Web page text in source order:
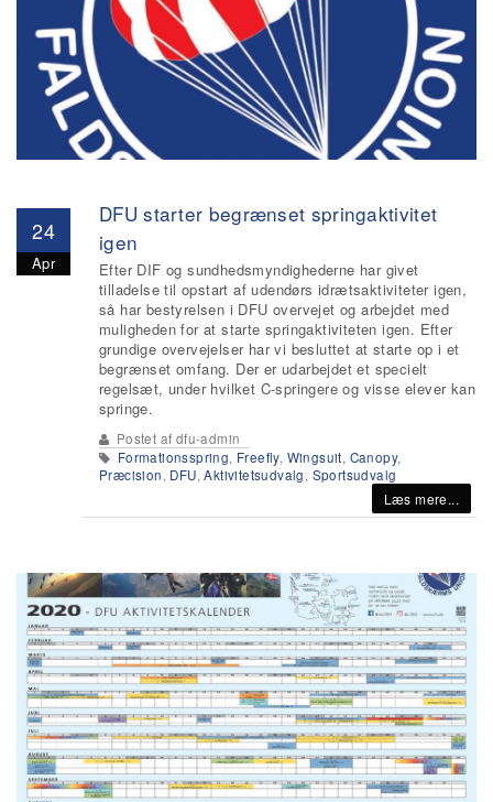
24
Apr
DFU starter begrænset springaktivitet
igen
Efter DIF og sundhedsmyndighederne har givet
tilladelse til opstart af udendørs idrætsaktiviteter igen,
så har bestyrelsen i DFU overvejet og arbejdet med
muligheden for at starte springaktiviteten igen. Efter
grundige overvejelser har vi besluttet at starte op i et
begrænset omfang. Der er udarbejdet et specielt
regelsæt, under hvilket C-springere og visse elever kan
springe.
Postet af dfu-admin
Formationsspring, Freefly, Wingsuit, Canopy,
Præcision, DFU,Aktivitetsudvalg, Sportsudvalg
Læs mere...